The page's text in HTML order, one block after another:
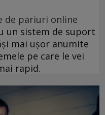
de pariuri online
un sistem de suport
mai ușor anumite
pe care le vei
rapid.